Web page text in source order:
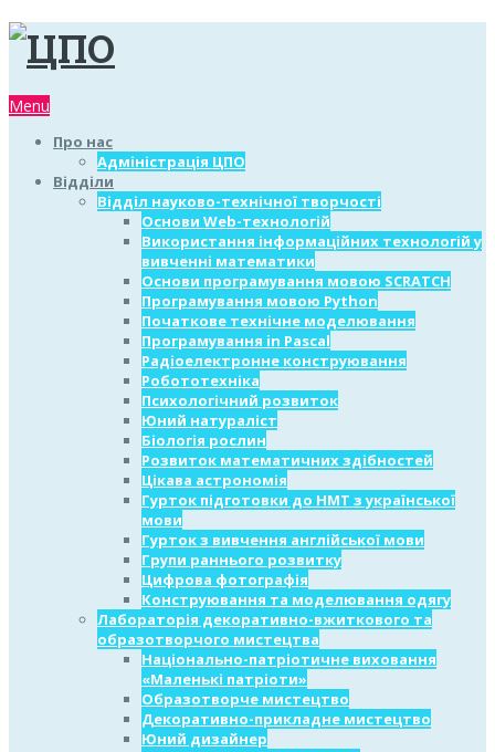
Menu
Про нас
Адміністрація ЦПО
Відділи
Відділ науково-технічної творчості
Основи Web-технологій
Використання інформаційних технологій у
вивченні математики
Основи програмування мовою SCRATCH
Програмування мовою Python
Початкове технічне моделювання
Програмування in Pascal
Радіоелектронне конструювання
Робототехніка
Психологічний розвиток
Юний натураліст
Біологія рослин
Розвиток математичних здібностей
Цікава астрономія
Гурток підготовки до НМТ з української
мови
Гурток з вивчення англійської мови
Групи раннього розвитку
Цифрова фотографія
Конструювання та моделювання одягу
Лабораторія декоративно-вжиткового та
образотворчого мистецтва
Національно-патріотичне виховання
«Маленькі патріоти»
Образотворче мистецтво
Декоративно-прикладне мистецтво
Юний дизайнер